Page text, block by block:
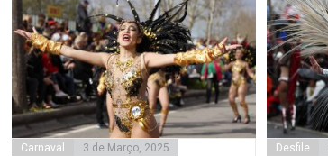
Carnaval 3 de Março, 2025 Desfile